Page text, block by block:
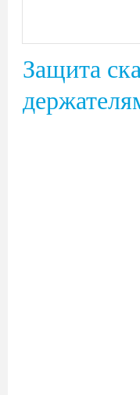
Защита